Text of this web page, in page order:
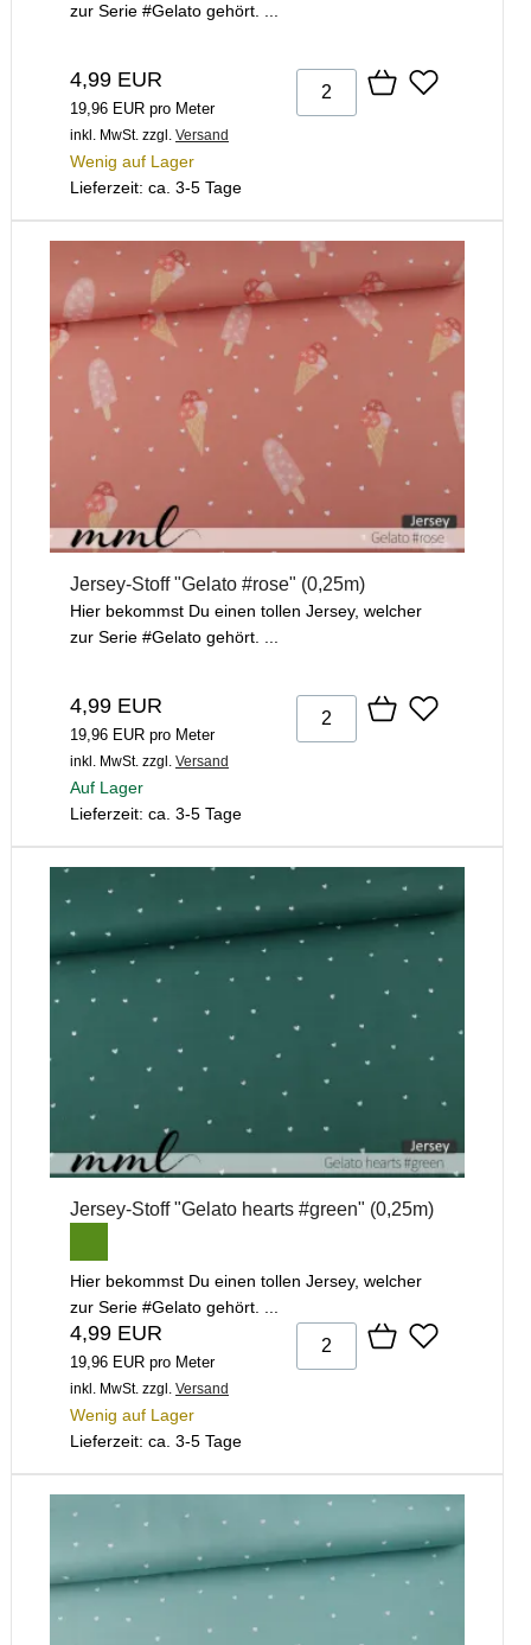
zur Serie #Gelato gehört. ...
4,99 EUR
19,96 EUR pro Meter
inkl. MwSt. zzgl. Versand
Wenig auf Lager
Lieferzeit: ca. 3-5 Tage
Jersey-Stoff "Gelato #rose" (0,25m)
Hier bekommst Du einen tollen Jersey, welcher
zur Serie #Gelato gehört. ...
4,99 EUR
19,96 EUR pro Meter
inkl. MwSt. zzgl. Versand
Auf Lager
Lieferzeit: ca. 3-5 Tage
Jersey-Stoff "Gelato hearts #green" (0,25m)
Hier bekommst Du einen tollen Jersey, welcher
zur Serie #Gelato gehört. ...
4,99 EUR
19,96 EUR pro Meter
inkl. MwSt. zzgl. Versand
Wenig auf Lager
Lieferzeit: ca. 3-5 Tage